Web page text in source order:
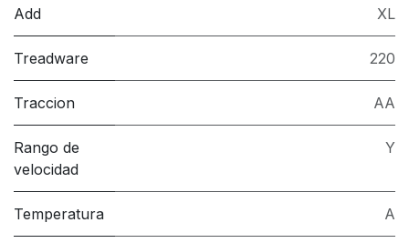
Add XL
Treadware 220
Traccion AA
Rango de
velocidad
Y
Temperatura A